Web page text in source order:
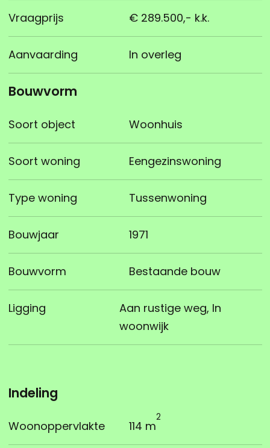
Vraagprijs € 289.500,- k.k.
Aanvaarding In overleg
Bouwvorm
Soort object Woonhuis
Soort woning Eengezinswoning
Type woning Tussenwoning
Bouwjaar 1971
Bouwvorm Bestaande bouw
Ligging
Aan rustige weg, In
woonwijk
Indeling
Woonoppervlakte 114 m
2